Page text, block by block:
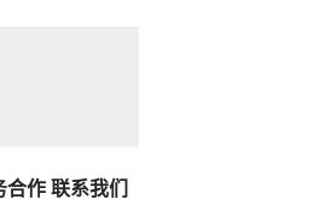
合作 联系我们